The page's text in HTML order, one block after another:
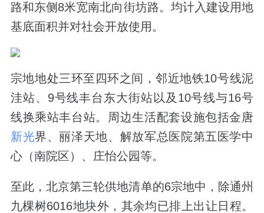
路和东侧8米宽南北向街坊路。均计入建设用地
基底面积并对社会开放使用。
宗地地处三环至四环之间，邻近地铁10号线泥
洼站、9号线丰台东大街站以及10号线与16号
线换乘站丰台站。周边生活配套设施包括金唐
新光界、丽泽天地、解放军总医院第五医学中
心（南院区）、庄怡公园等。
至此，北京第三轮供地清单的6宗地中，除通州
九棵树6016地块外，其余均已排上出让日程。